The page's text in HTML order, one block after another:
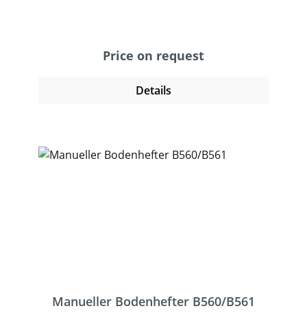
professionelles und sicheres Verschließen.
ausgelöst und heftet zuverlässig
Schutz vor unberechtigtem Zugriff. Der
Price on request
Details
Manueller Bodenhefter B560/B561